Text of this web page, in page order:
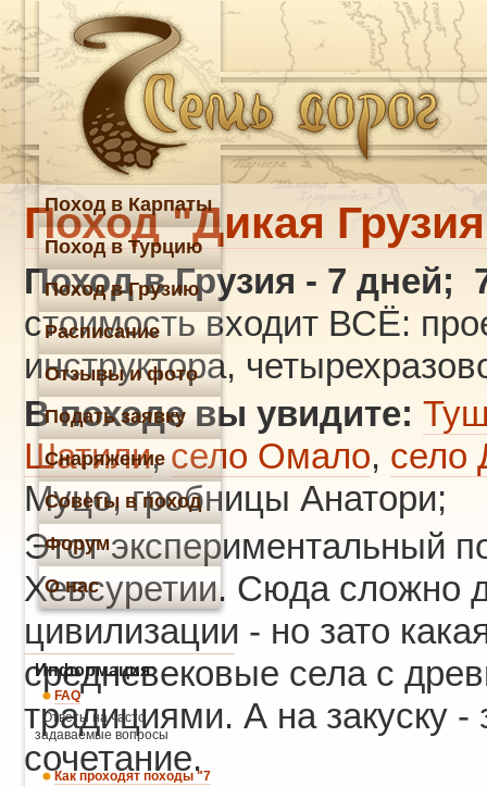
Поход "Дикая
Поход в Грузия - 7 дней;
стоимость входит ВСЁ:
инструктора,
В походе вы увидите:
Шатили,село Омало, село
Муцо, гробницы Анатори;
Этот экспериментальный
Хевсуретии. Сюда сложно
цивилизации - но зато
средневековые села с
традициями. А на закуску
сочетание.
Поход в Карпаты
Поход в Турцию
Поход в Грузию
Расписание
Отзывы и фото
Подать заявку
Снаряжение
Советы в поход
Форум
О нас
Информация:
FAQ
Ответы на часто
задаваемые вопросы
Как проходят походы "7